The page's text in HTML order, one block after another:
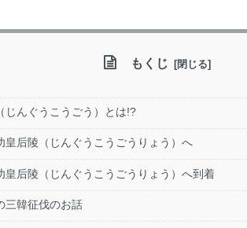
もくじ
じんぐうこうごう）とは!?
皇后陵（じんぐうこうごうりょう）へ
皇后陵（じんぐうこうごうりょう）へ到着
三韓征伐のお話